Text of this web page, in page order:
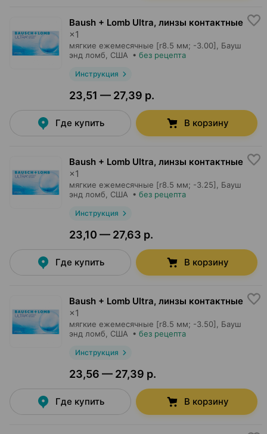
Baush + Lomb Ultra, линзы контактные
×1
мягкие ежемесячные [r8.5 мм; -3.00],
Бауш
энд ломб , США • без рецепта
Инструкция
23,51 — 27,39 р.
Где купить В корзину
Baush + Lomb Ultra, линзы контактные
×1
мягкие ежемесячные [r8.5 мм; -3.25],
Бауш
энд ломб , США • без рецепта
Инструкция
23,10 — 27,63 р.
Где купить В корзину
Baush + Lomb Ultra, линзы контактные
×1
мягкие ежемесячные [r8.5 мм; -3.50],
Бауш
энд ломб , США • без рецепта
Инструкция
23,56 — 27,39 р.
Где купить В корзину